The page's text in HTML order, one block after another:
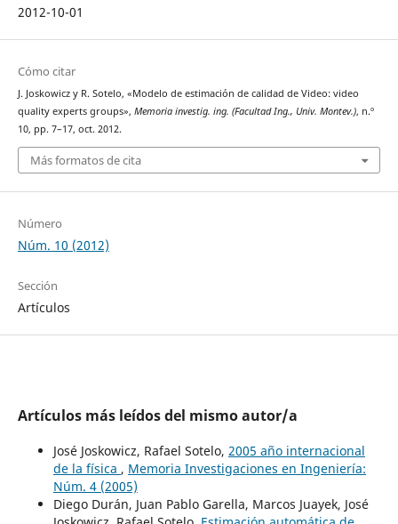
2012-10-01
Cómo citar
J. Joskowicz y R. Sotelo, «Modelo de estimación de calidad de Video: video
quality experts groups», Memoria investig. ing. (Facultad Ing., Univ. Montev.), n.º
10, pp. 7–17, oct. 2012.
Más formatos de cita
Número
Núm. 10 (2012)
Sección
Artículos
Artículos más leídos del mismo autor/a
José Joskowicz, Rafael Sotelo, 2005 año internacional
de la física , Memoria Investigaciones en Ingeniería:
Núm. 4 (2005)
Diego Durán, Juan Pablo Garella, Marcos Juayek, José